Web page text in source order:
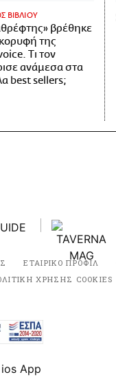
ΒΙΒΛΙΟΥ
βρέθηκε
της
Τι τον
ανάμεσα στα
best sellers;
ΕΤΑΙΡΙΚΟ ΠΡΟΦΙΛ
ΧΡΗΣΗΣ COOKIES